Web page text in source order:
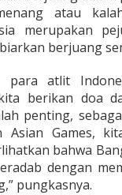
atau
merupakan
berjuang
para atlit
berikan doa
penting,
Asian Games,
bahwa
dengan
pungkasnya.